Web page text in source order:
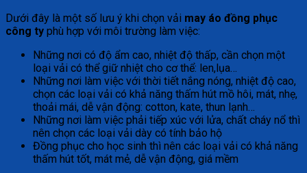
Dưới đây là một số lưu ý khi chọn vải may áo đồng phục
công ty phù hợp với môi trường làm việc:
Những nơi có độ ẩm cao, nhiệt độ thấp, cần chọn một
loại vải có thể giữ nhiệt cho cơ thể: len,lụa…
Những nơi làm việc với thời tiết nắng nóng, nhiệt độ cao,
chọn các loại vải có khả năng thấm hút mồ hôi, mát, nhẹ,
thoải mái, dễ vận động: cotton, kate, thun lạnh…
Những nơi làm việc phải tiếp xúc với lửa, chất cháy nổ thì
nên chọn các loại vải dày có tính bảo hộ
Đồng phục cho học sinh thì nên các loại vải có khả năng
thấm hút tốt, mát mẻ, dễ vận động, giá mềm